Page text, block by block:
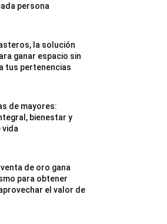
persona
la solución
ganar espacio sin
tus pertenencias
de mayores:
bienestar y
vida
de oro gana
para obtener
el valor de